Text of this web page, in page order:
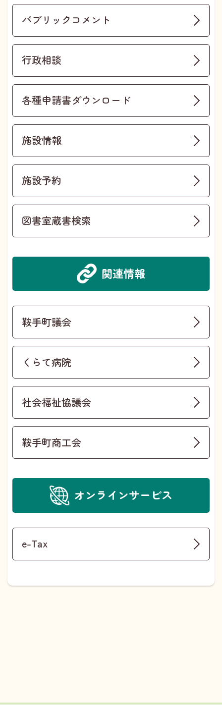
パブリックコメント
行政相談
各種申請書ダウンロード
施設情報
施設予約
図書室蔵書検索
関連情報
鞍手町議会
くらて病院
社会福祉協議会
鞍手町商工会
オンラインサービス
e-Tax